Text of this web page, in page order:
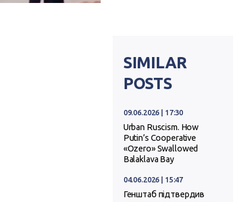
SIMILAR
POSTS
09.06.2026 | 17:30
Urban Ruscism. How
Putin’s Cooperative
«Ozero» Swallowed
Balaklava Bay
04.06.2026 | 15:47
Генштаб підтвердив